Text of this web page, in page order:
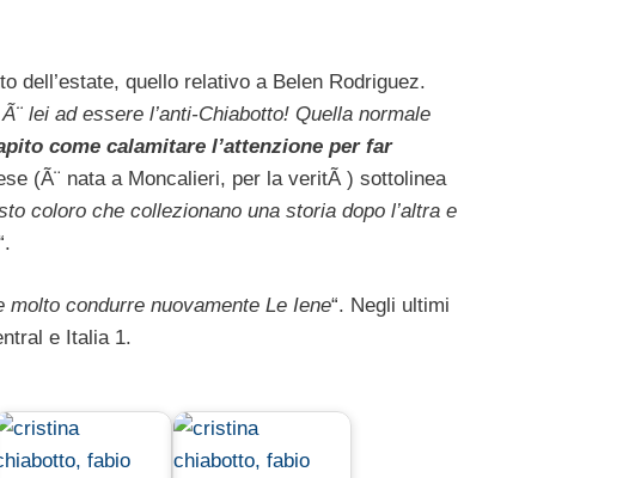
dell’estate, quello relativo a Belen Rodriguez.
lei ad essere l’anti-Chiabotto! Quella normale
come calamitare l’attenzione per far
(Ã¨ nata a Moncalieri, per la veritÃ ) sottolinea
coloro che collezionano una storia dopo l’altra e
molto condurre nuovamente Le Iene“. Negli ultimi
e Italia 1.